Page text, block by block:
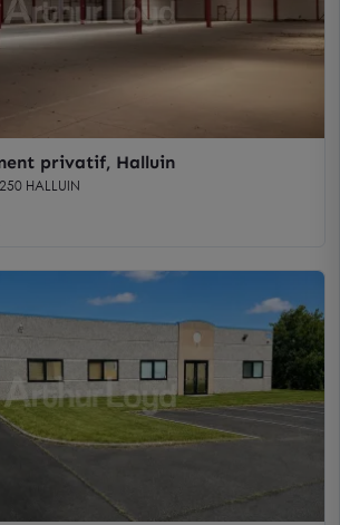
privatif, Halluin
HALLUIN